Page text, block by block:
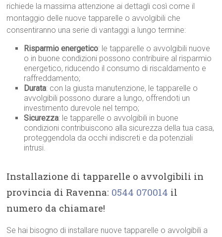
richiede la massima attenzione ai dettagli così come il
montaggio delle nuove tapparelle o avvolgibili che
consentiranno una serie di vantaggi a lungo termine:
Risparmio energetico: le tapparelle o avvolgibili nuove
o in buone condizioni possono contribuire al risparmio
energetico, riducendo il consumo di riscaldamento e
raffreddamento;
Durata: con la giusta manutenzione, le tapparelle o
avvolgibili possono durare a lungo, offrendoti un
investimento durevole nel tempo;
Sicurezza: le tapparelle o avvolgibili in buone
condizioni contribuiscono alla sicurezza della tua casa,
proteggendola da occhi indiscreti e da potenziali
intrusi.
Installazione di tapparelle o avvolgibili in
provincia di Ravenna: 0544 070014 il
numero da chiamare!
Se hai bisogno di installare nuove tapparelle o avvolgibili a